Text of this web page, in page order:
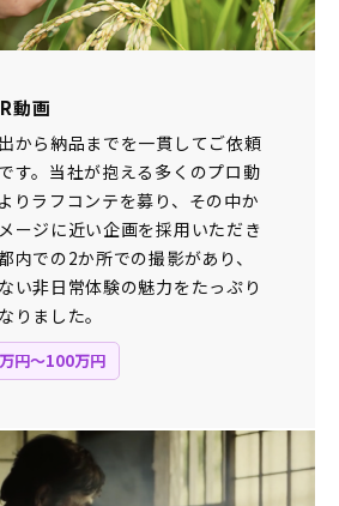
動画
から納品までを一貫してご依頼
す。当社が抱える多くのプロ動
りラフコンテを募り、その中か
ージに近い企画を採用いただき
内での2か所での撮影があり、
い非日常体験の魅力をたっぷり
りました。
円〜100万円